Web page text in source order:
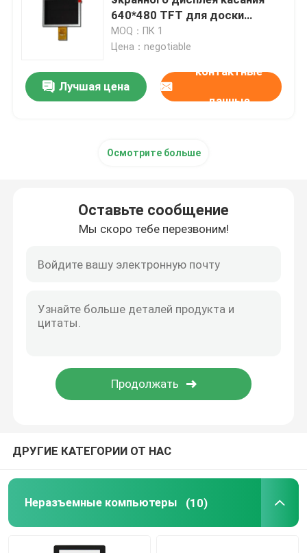
Дисплей LCD цвета TFT
Модуль дисплея TFT LCD
Монитор TFT LCD
Графический модуль дисплея LCD
640*480 TFT для доски
регулятора
MOQ：ПК 1
Цена：negotiable
Лучшая цена
контактные
данные
Осмотрите больше
Оставьте сообщение
Мы скоро тебе перезвоним!
ДРУГИЕ КАТЕГОРИИ ОТ НАС
Неразъемные компьютеры (10)